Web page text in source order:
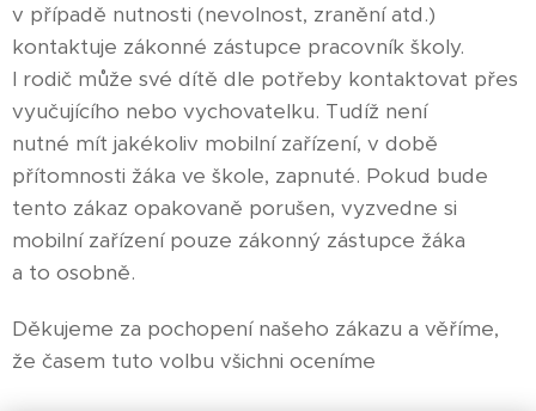
v případě nutnosti (nevolnost, zranění atd.)
kontaktuje zákonné zástupce pracovník školy.
I rodič může své dítě dle potřeby kontaktovat přes
vyučujícího nebo vychovatelku. Tudíž není
nutné mít jakékoliv mobilní zařízení, v době
přítomnosti žáka ve škole, zapnuté. Pokud bude
tento zákaz opakovaně porušen, vyzvedne si
mobilní zařízení pouze zákonný zástupce žáka
a to osobně.
Děkujeme za pochopení našeho zákazu a věříme,
že časem tuto volbu všichni oceníme